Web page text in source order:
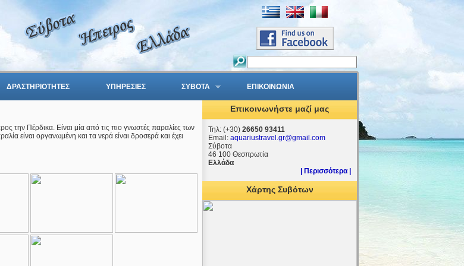
ΔΡΑΣΤΗΡΙΟΤΗΤΕΣ ΥΠΗΡΕΣΙΕΣ ΣΥΒΟΤΑ ΕΠΙΚΟΙΝΩΝΙΑ
την Πέρδικα. Είναι μία από τις πιο γνωστές παραλίες των
είναι οργανωμένη και τα νερά είναι δροσερά και έχει
Επικοινωνήστε μαζί μας
Τηλ: (+30) 26650 93411
Email: aquariustravel.gr@gmail.com
Σύβοτα
46 100 Θεσπρωτία
Ελλάδα
| Περισσότερα |
Χάρτης Συβότων